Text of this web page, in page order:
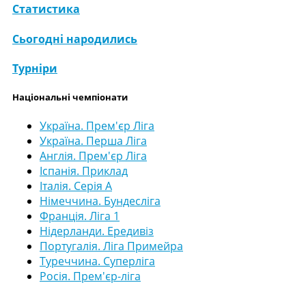
Статистика
Сьогодні народились
Турніри
Національні чемпіонати
Україна. Прем'єр Ліга
Україна. Перша Ліга
Англія. Прем'єр Ліга
Іспанія. Приклад
Італія. Серія А
Німеччина. Бундесліга
Франція. Ліга 1
Нідерланди. Ередивіз
Португалія. Ліга Примейра
Туреччина. Суперліга
Росія. Прем'єр-ліга